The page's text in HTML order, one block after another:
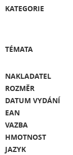
KATEGORIE
TÉMATA
NAKLADATEL
ROZMĚR
DATUM VYDÁNÍ
EAN
VAZBA
HMOTNOST
JAZYK